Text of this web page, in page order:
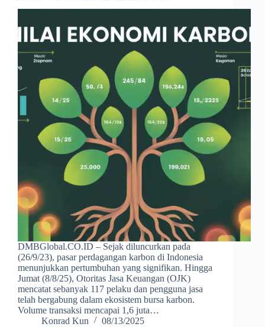
DMBGlobal.CO.ID – Sejak diluncurkan pada
(26/9/23), pasar perdagangan karbon di Indonesia
menunjukkan pertumbuhan yang signifikan. Hingga
Jumat (8/8/25), Otoritas Jasa Keuangan (OJK)
mencatat sebanyak 117 pelaku dan pengguna jasa
telah bergabung dalam ekosistem bursa karbon.
Volume transaksi mencapai 1,6 juta…
Konrad Kun
08/13/2025